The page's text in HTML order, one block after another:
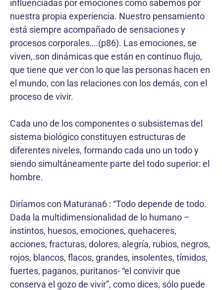
influenciadas por emociones como sabemos por
nuestra propia experiencia. Nuestro pensamiento
está siempre acompañado de sensaciones y
procesos corporales….(p86). Las emociones, se
viven,.son dinámicas que están en continuo flujo,
que tiene que ver con lo que las personas hacen en
el mundo, con las relaciones con los demás, con el
proceso de vivir.
Cada uno de los componentes o subsistemas del
sistema biológico constituyen estructuras de
diferentes niveles, formando cada uno un todo y
siendo simultáneamente parte del todo superior: el
hombre.
Diríamos con Maturana6 : “Todo depende de todo.
Dada la multidimensionalidad de lo humano –
instintos, huesos, emociones, quehaceres,
acciones, fracturas, dolores, alegría, rubios, negros,
rojos, blancos, flacos, grandes, insolentes, tímidos,
fuertes, paganos, puritanos- “el convivir que
conserva el gozo de vivir”, como dices, sólo puede